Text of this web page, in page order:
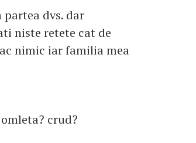
dvs. dar
niste retete cat de
nimic iar familia mea
crud?